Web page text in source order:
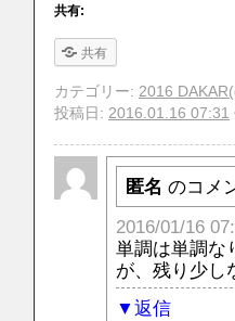
共有:
共有
カテゴリー: 2016
投稿日: 2016.01.16 07:31
匿名 のコメ
2016/01/16
単調は単調な
が、残り少し
返信